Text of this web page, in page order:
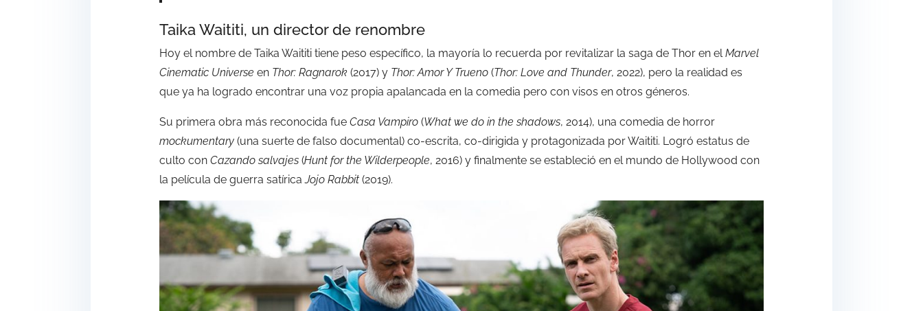
Taika Waititi, un director de renombre
Hoy el nombre de Taika Waititi tiene peso específico, la mayoría lo recuerda por revitalizar la saga de Thor en elMarvel
Cinematic Universe en Thor: Ragnarok (2017) y Thor: Amor Y Trueno (Thor: Love and Thunder, 2022), pero la realidad es
que ya ha logrado encontrar una voz propia apalancada en la comedia pero con visos en otros géneros.
Su primera obra más reconocida fue Casa Vampiro (What we do in the shadows, 2014), una comedia de horror
mockumentary (una suerte de falso documental) co-escrita, co-dirigida y protagonizada por Waititi. Logró estatus de
culto con Cazando salvajes (Hunt for the Wilderpeople, 2016) y finalmente se estableció en el mundo de Hollywood con
la película de guerra satíricaJojo Rabbit (2019).